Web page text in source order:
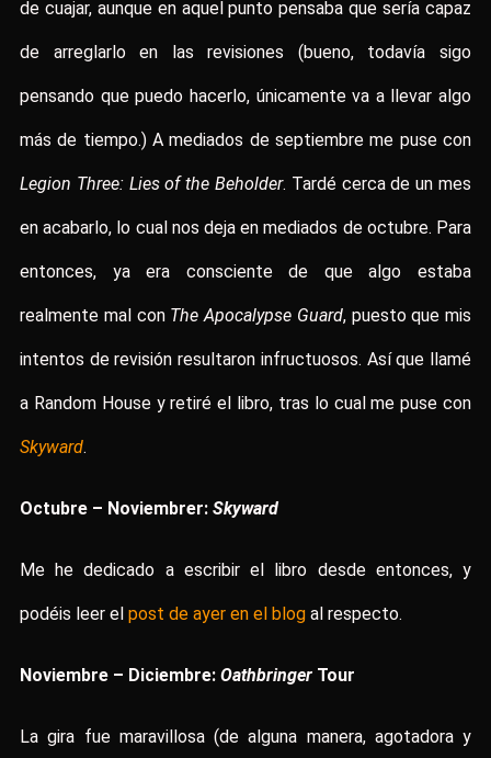
de cuajar, aunque en aquel punto pensaba que sería capaz
de arreglarlo en las revisiones (bueno, todavía sigo
pensando que puedo hacerlo, únicamente va a llevar algo
más de tiempo.) A mediados de septiembre me puse con
Legion Three: Lies of the Beholder. Tardé cerca de un mes
en acabarlo, lo cual nos deja en mediados de octubre. Para
entonces, ya era consciente de que algo estaba
realmente mal con The Apocalypse Guard, puesto que mis
intentos de revisión resultaron infructuosos. Así que llamé
a Random House y retiré el libro, tras lo cual me puse con
Skyward.
Octubre – Noviembrer: Skyward
Me he dedicado a escribir el libro desde entonces, y
podéis leer el post de ayer en el blog al respecto.
Noviembre – Diciembre: Oathbringer Tour
La gira fue maravillosa (de alguna manera, agotadora y